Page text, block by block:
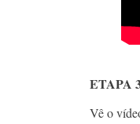
ETAPA
Vê o